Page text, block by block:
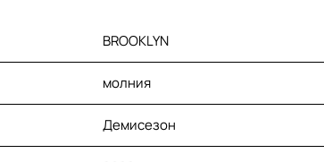
BROOKLYN
молния
Демисезон